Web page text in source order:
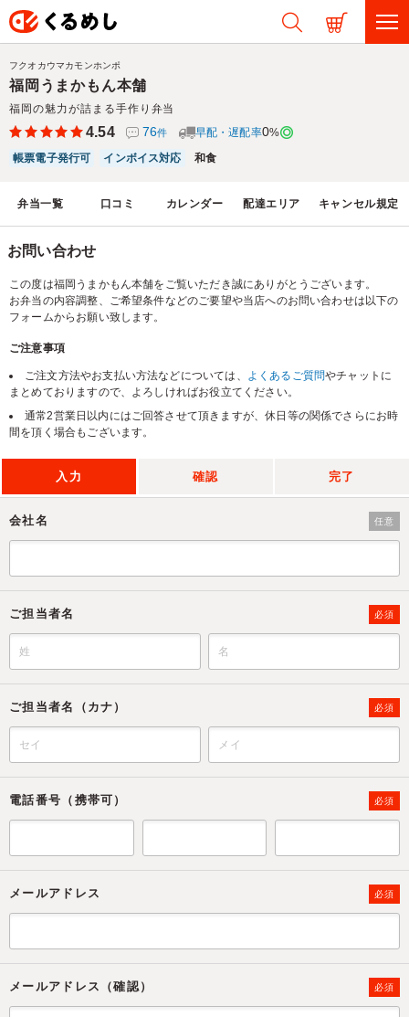
福岡うまかもん本舗
福岡の魅力が詰まる手作り弁当
フクオカウマカモンホンポ
4.54 76件 早配・遅配率0%
帳票電子発行可
インボイス対応 和食
弁当一覧 口コミ カレンダー 配達エリア キャンセル規定
お問い合わせ
この度は福岡うまかもん本舗をご覧いただき誠にありがとうございます。
お弁当の内容調整、ご希望条件などのご要望や当店へのお問い合わせは以下の
フォームからお願い致します。
ご注意事項
ご注文方法やお支払い方法などについては、 よくあるご質問やチャットに
まとめておりますので、よろしければお役立てください。
通常2営業日以内にはご回答させて頂きますが、休日等の関係でさらにお時
間を頂く場合もございます。
入力 確認 完了
会社名 任意
ご担当者名 必須
ご担当者名（カナ） 必須
電話番号（携帯可） 必須
メールアドレス 必須
メールアドレス（確認） 必須